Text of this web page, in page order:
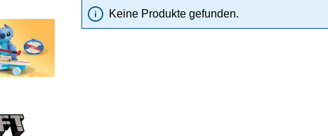
Keine Produkte gefunden.